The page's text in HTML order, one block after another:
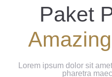
Paket
Lorem ipsum dolor sit
pharetra